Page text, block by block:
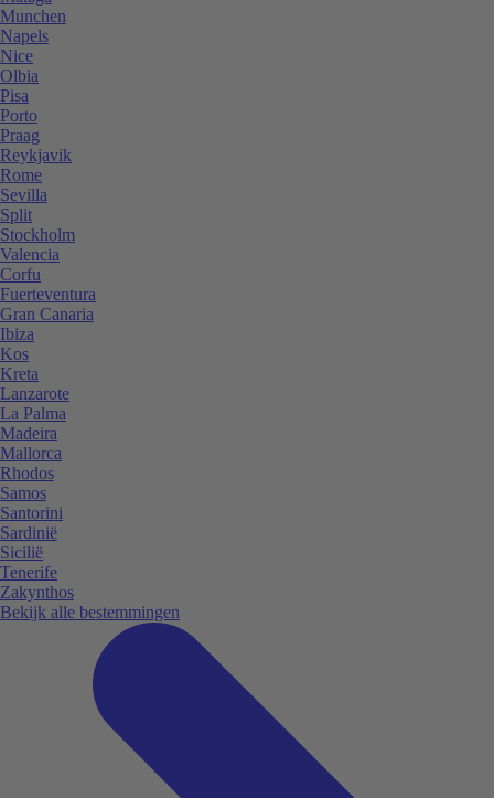
Munchen
Napels
Nice
Olbia
Pisa
Porto
Praag
Reykjavik
Rome
Sevilla
Split
Stockholm
Valencia
Corfu
Fuerteventura
Gran Canaria
Ibiza
Kos
Kreta
Lanzarote
La Palma
Madeira
Mallorca
Rhodos
Samos
Santorini
Sardinië
Sicilië
Tenerife
Zakynthos
Bekijk alle bestemmingen